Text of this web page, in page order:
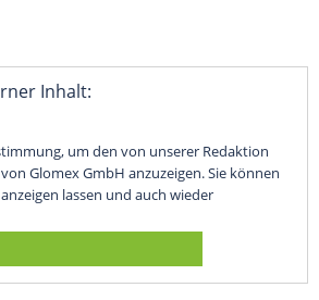
Inhalt:
um den von unserer Redaktion
Glomex GmbH anzuzeigen. Sie können
lassen und auch wieder